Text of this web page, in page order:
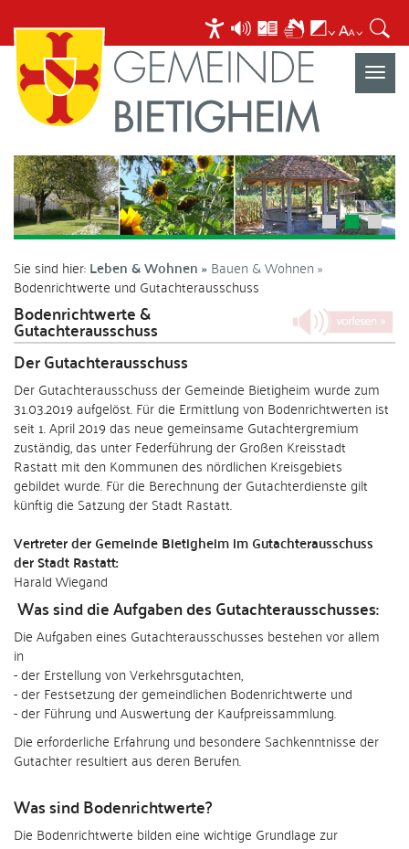
Sie sind hier:Leben & Wohnen
Bauen & Wohnen
Bodenrichtwerte und Gutachterausschuss
Bodenrichtwerte &
Gutachterausschuss
Der Gutachterausschuss
Der Gutachterausschuss der Gemeinde Bietigheim wurde zum
31.03.2019 aufgelöst. Für die Ermittlung von Bodenrichtwerten ist
seit 1. April 2019 das neue gemeinsame Gutachtergremium
zuständig, das unter Federführung der Großen Kreisstadt
Rastatt mit den Kommunen des nördlichen Kreisgebiets
gebildet wurde. Für die Berechnung der Gutachterdienste gilt
künftig die Satzung der Stadt Rastatt.
Vertreter der Gemeinde Bietigheim im Gutachterausschuss
der Stadt Rastatt:
Harald Wiegand
Was sind die Aufgaben des Gutachterausschusses:
Die Aufgaben eines Gutachterausschusses bestehen vor allem
in
- der Erstellung von Verkehrsgutachten,
- der Festsetzung der gemeindlichen Bodenrichtwerte und
- der Führung und Auswertung der Kaufpreissammlung.
Die erforderliche Erfahrung und besondere Sachkenntnisse der
Gutachter resultiert aus deren Berufen.
Was sind Bodenrichtwerte?
Die Bodenrichtwerte bilden eine wichtige Grundlage zur